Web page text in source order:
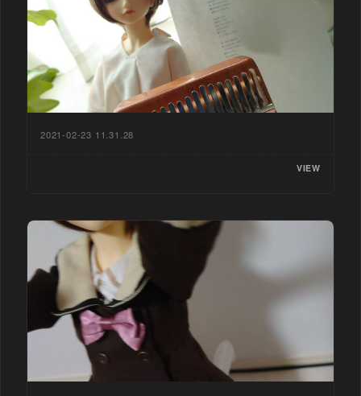
2021-02-23 11.31.28
VIEW